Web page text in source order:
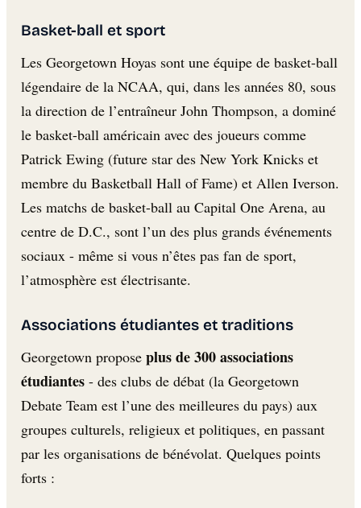
Basket-ball et sport
Les Georgetown Hoyas sont une équipe de basket-ball
légendaire de la NCAA, qui, dans les années 80, sous
la direction de l’entraîneur John Thompson, a dominé
le basket-ball américain avec des joueurs comme
Patrick Ewing (future star des New York Knicks et
membre du Basketball Hall of Fame) et Allen Iverson.
Les matchs de basket-ball au Capital One Arena, au
centre de D.C., sont l’un des plus grands événements
sociaux - même si vous n’êtes pas fan de sport,
l’atmosphère est électrisante.
Associations étudiantes et traditions
Georgetown propose plus de 300 associations
étudiantes - des clubs de débat (la Georgetown
Debate Team est l’une des meilleures du pays) aux
groupes culturels, religieux et politiques, en passant
par les organisations de bénévolat. Quelques points
forts :